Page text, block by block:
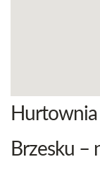
Brzesku –